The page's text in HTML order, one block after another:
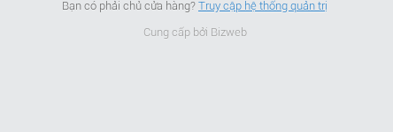
Bạn có phải chủ cửa hàng? Truy cập hệ thống quản trị
Cung cấp bởi Bizweb